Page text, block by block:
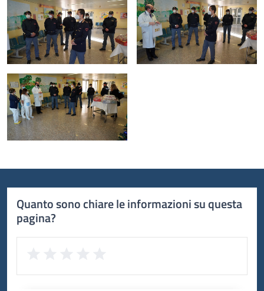
Quanto sono chiare le informazioni su questa
pagina?